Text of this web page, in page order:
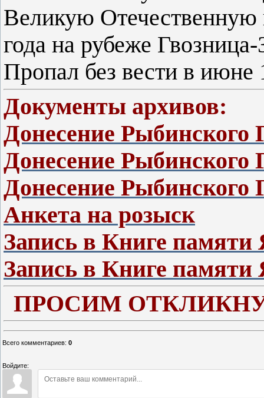
Великую Отечественную
года на рубеже
Пропал без вести в июне
Документы архивов:
Донесение Рыбинского
Донесение Рыбинского
Донесение Рыбинского
Анкета на розыск
Запись в Книге памяти
Запись в Книге памяти
ПРОСИМ
Всего комментариев: 0
Войдите: